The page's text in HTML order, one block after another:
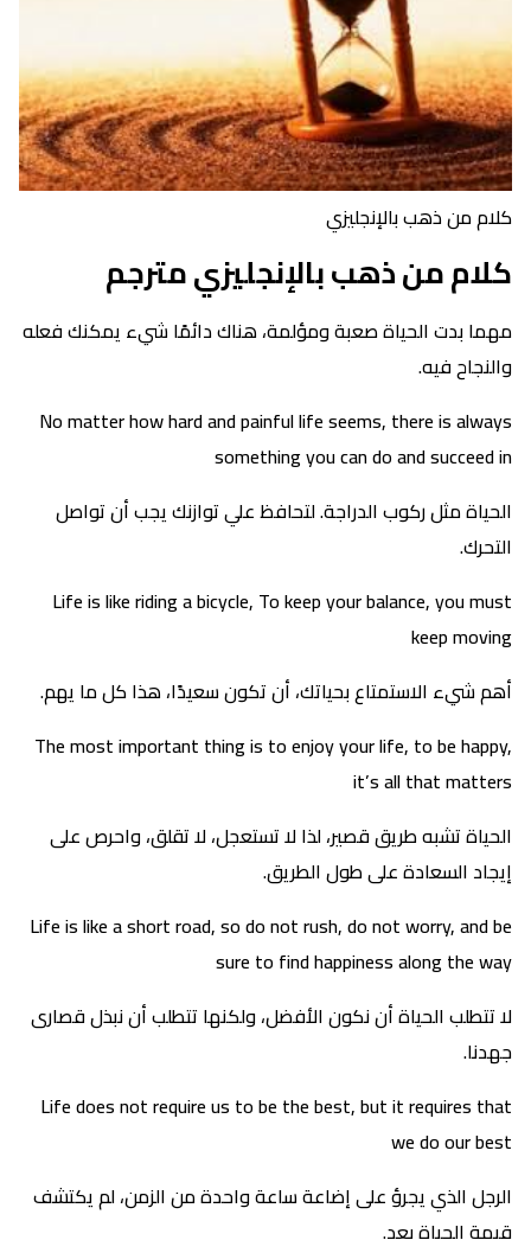
كلام من ذهب بالإنجليزي
كلام من ذهب بالإنجليزي مترجم
مهما بدت الحياة صعبة ومؤلمة، هناك دائمًا شيء يمكنك فعله
والنجاح فيه.
No matter how hard and painful life seems, there is always
something you can do and succeed in
الحياة مثل ركوب الدراجة. لتحافظ علي توازنك يجب أن تواصل
التحرك.
Life is like riding a bicycle, To keep your balance, you must
keep moving
أهم شيء الاستمتاع بحياتك، أن تكون سعيدًا، هذا كل ما يهم.
The most important thing is to enjoy your life, to be happy,
it’s all that matters
الحياة تشبه طريق قصير، لذا لا تستعجل، لا تقلق، واحرص على
إيجاد السعادة على طول الطريق.
Life is like a short road, so do not rush, do not worry, and be
sure to find happiness along the way
لا تتطلب الحياة أن نكون الأفضل، ولكنها تتطلب أن نبذل قصارى
جهدنا.
Life does not require us to be the best, but it requires that
we do our best
الرجل الذي يجرؤ على إضاعة ساعة واحدة من الزمن، لم يكتشف
قيمة الحياة بعد.